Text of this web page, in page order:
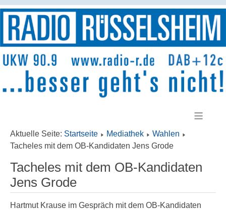
≡
Aktuelle Seite: Startseite Mediathek
Wahlen
Tacheles mit dem OB-Kandidaten Jens Grode
Tacheles mit dem OB-Kandidaten
Jens Grode
Hartmut Krause im Gespräch mit dem OB-Kandidaten